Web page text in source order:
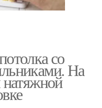
со
На
натяжной